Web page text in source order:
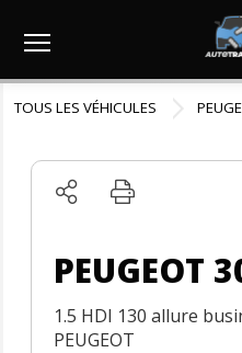
TOUS LES VÉHICULES
PEUGEOT
1.5 HDI 130 allure
PEUGEOT